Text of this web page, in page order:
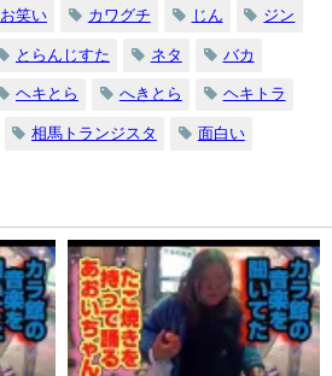
お笑い カワグチ じん ジン
とらんじすた ネタ バカ
ヘキとら へきとら ヘキトラ
相馬トランジスタ 面白い